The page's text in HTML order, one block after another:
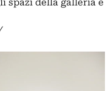
spazi della galleria e